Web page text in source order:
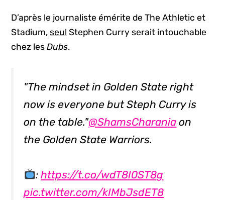
D’après le journaliste émérite de The Athletic et
Stadium,seul Stephen Curry serait intouchable
chez lesDubs.
"The mindset in Golden State right
now is everyone but Steph Curry is
on the table."@ShamsCharania on
the Golden State Warriors.
:https://t.co/wdT8I0ST8g
pic.twitter.com/kIMbJsdET8